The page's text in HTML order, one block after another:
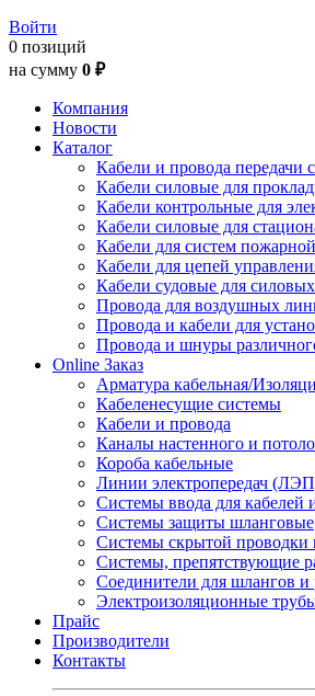
Войти
0 позиций
на сумму 0 ₽
Компания
Новости
Каталог
Кабели и провода передачи
Кабели силовые для
Кабели контрольные для
Кабели силовые для
Кабели для систем
Кабели для цепей
Кабели судовые для
Провода для воздушных
Провода и кабели для
Провода и шнуры
Online Заказ
Арматура кабельная/
Кабеленесущие системы
Кабели и провода
Каналы настенного и
Короба кабельные
Линии электропередач
Системы ввода для кабелей
Системы защиты шланговые
Системы скрытой проводки
Системы, препятствующие
Соединители для шлангов и
Электроизоляционные
Прайс
Производители
Контакты